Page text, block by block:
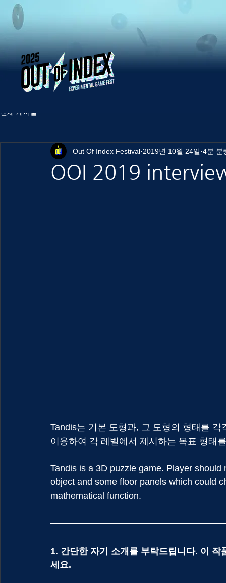
전체 게시물
OOI 2019
Out Of Index Festival 2019년 10월 24일 4분 분
Tandis는 기본 도형과, 그 도형의 형태를
이용하여 각 레벨에서 제시하는 목표 형태
Tandis is a 3D puzzle game. Player
object and some floor panels which could
mathematical function.
1. 간단한 자기 소개를 부탁드립니다. 이
세요.